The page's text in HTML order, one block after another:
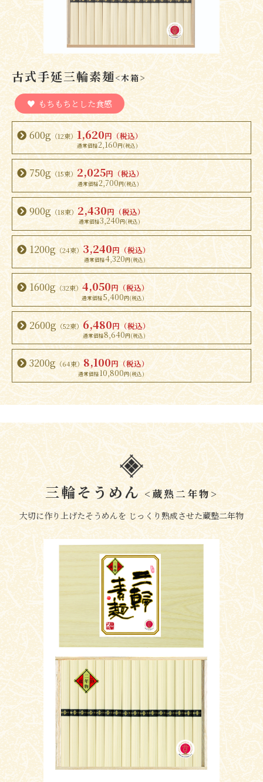
古式手延三輪素麺<木箱>
もちもちとした食感
600g （12束） 1,620円（税込）
2,160
750g （15束） 2,025円（税込）
2,700
900g （18束） 2,430円（税込）
3,240
1200g （24束） 3,240円（税込）
4,320
1600g （32束） 4,050円（税込）
5,400
2600g （52束） 6,480円（税込）
8,640
3200g （64束） 8,100円（税込）
10,800
三輪そうめん <蔵熟二年物>
大切に作り上げたそうめんを じっくり熟成させた蔵塾二年物